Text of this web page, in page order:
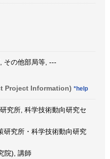
その他部局等, ---
Project Information) *help
究所, 科学技術動向研究セ
研究所・科学技術動向研究
院), 講師